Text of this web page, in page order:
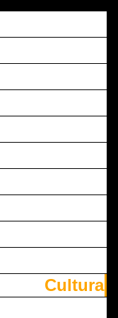
Cultura